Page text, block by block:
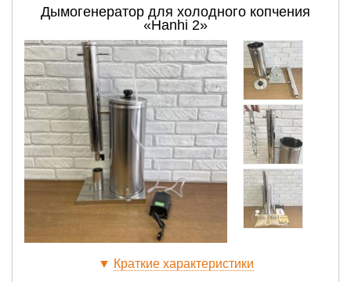
Дымогенератор для холодного копчения
«Hanhi 2»
▼ Краткие характеристики